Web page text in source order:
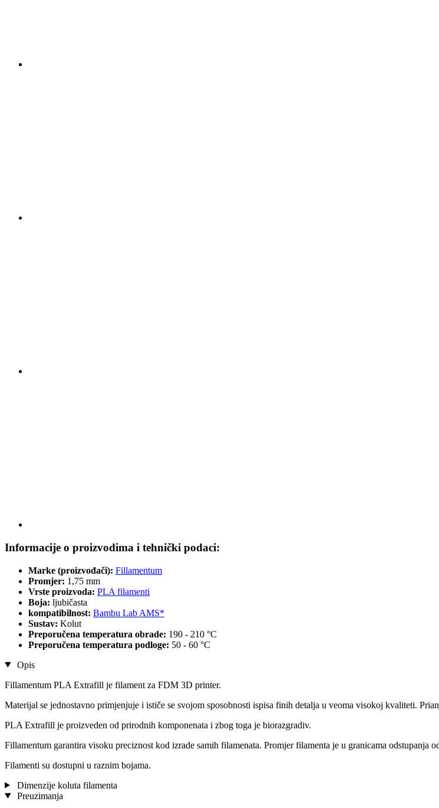
Informacije o proizvodima i tehnički podaci:
Marke (proizvođači): Fillamentum
Promjer: 1,75 mm
Vrste proizvoda: PLA filamenti
Boja: ljubičasta
kompatibilnost: Bambu Lab AMS*
Sustav: Kolut
Preporučena temperatura obrade: 190 - 210 °C
Preporučena temperatura podloge: 50 - 60 °C
Opis
Fillamentum PLA Extrafill je filament za FDM 3D printer.
Materijal se jednostavno primjenjuje i ističe se svojom sposobnosti ispisa finih detalja u veoma visokoj kvaliteti.
PLA Extrafill je proizveden od prirodnih komponenata i zbog toga je biorazgradiv.
Fillamentum garantira visoku preciznost kod izrade samih filamenata. Promjer filamenta je u granicama
Filamenti su dostupni u raznim bojama.
Dimenzije koluta filamenta
Preuzimanja